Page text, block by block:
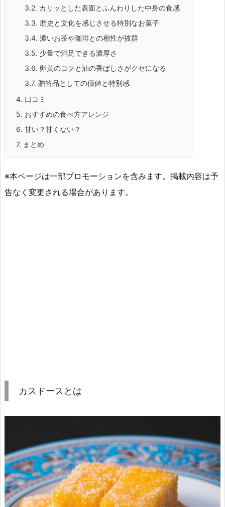
3.2. カリッとした表面とふんわりした中身の食感
3.3. 歴史と文化を感じさせる特別なお菓子
3.4. 濃いお茶や珈琲との相性が抜群
3.5. 少量で満足できる濃厚さ
3.6. 卵黄のコクと油の香ばしさがクセになる
3.7. 贈答品としての価値と特別感
4. 口コミ
5. おすすめの食べ方アレンジ
6. 甘い？甘くない？
7. まとめ
※本ページは一部プロモーションを含みます。掲載内容は予
告なく変更される場合があります。
カスドースとは